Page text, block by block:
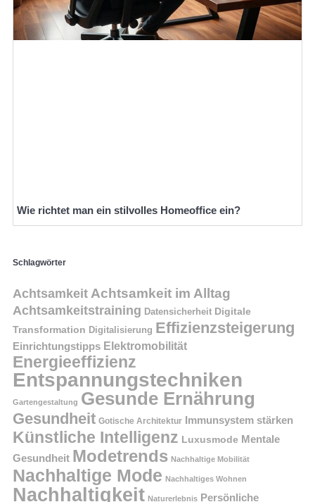
Wie richtet man ein stilvolles Homeoffice ein?
Schlagwörter
Achtsamkeit Achtsamkeit im Alltag
Achtsamkeitstraining Datensicherheit Digitale
Transformation Digitalisierung Effizienzsteigerung
Einrichtungstipps Elektromobilität
Energieeffizienz
Entspannungstechniken
Gartengestaltung Gesunde Ernährung
Gesundheit Gotische Architektur Immunsystem stärken
Künstliche Intelligenz Luxusmode Mentale
Gesundheit Modetrends Nachhaltige Mobilität
Nachhaltige Mode Nachhaltiges Wohnen
Nachhaltigkeit Naturerlebnis Persönliche